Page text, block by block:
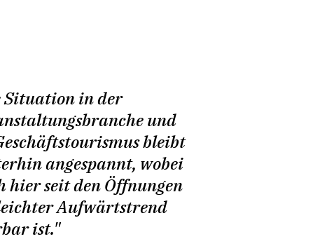
Situation in der
und
bleibt
angespannt, wobei
hier seit den Öffnungen
Aufwärtstrend
ist."